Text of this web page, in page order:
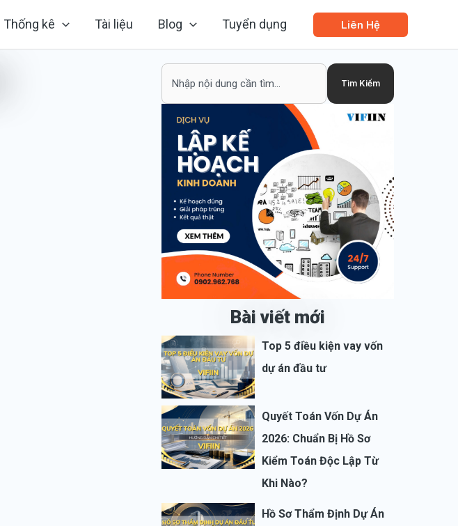
Thống kê Tài liệu Blog Tuyển dụng Liên Hệ
Tìm Kiếm
Bài viết mới
Top 5 điều kiện vay vốn
dự án đầu tư
Quyết Toán Vốn Dự Án
2026: Chuẩn Bị Hồ Sơ
Kiểm Toán Độc Lập Từ
Khi Nào?
Hồ Sơ Thẩm Định Dự Án